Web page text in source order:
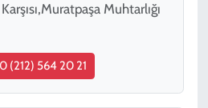
Muhtarlığı
0 (212) 564 20 21